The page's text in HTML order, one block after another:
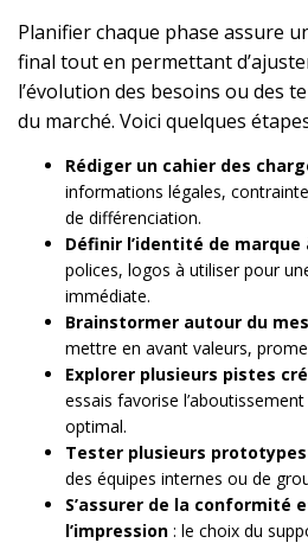
Planifier chaque phase assure
final tout en permettant
l’évolution des besoins ou des
du marché. Voici quelques
Rédiger un cahier des
informations légales,
de différenciation.
Définir l’identité de
polices, logos à utiliser pour
immédiate.
Brainstormer autour du
mettre en avant valeurs,
Explorer plusieurs pistes
essais favorise
optimal.
Tester plusieurs prototypes
des équipes internes ou de
S’assurer de la conformité
l’impression : le choix du